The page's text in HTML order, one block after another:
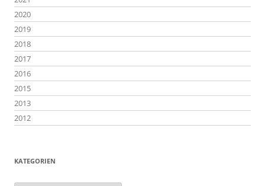
2020
2019
2018
2017
2016
2015
2013
2012
KATEGORIEN